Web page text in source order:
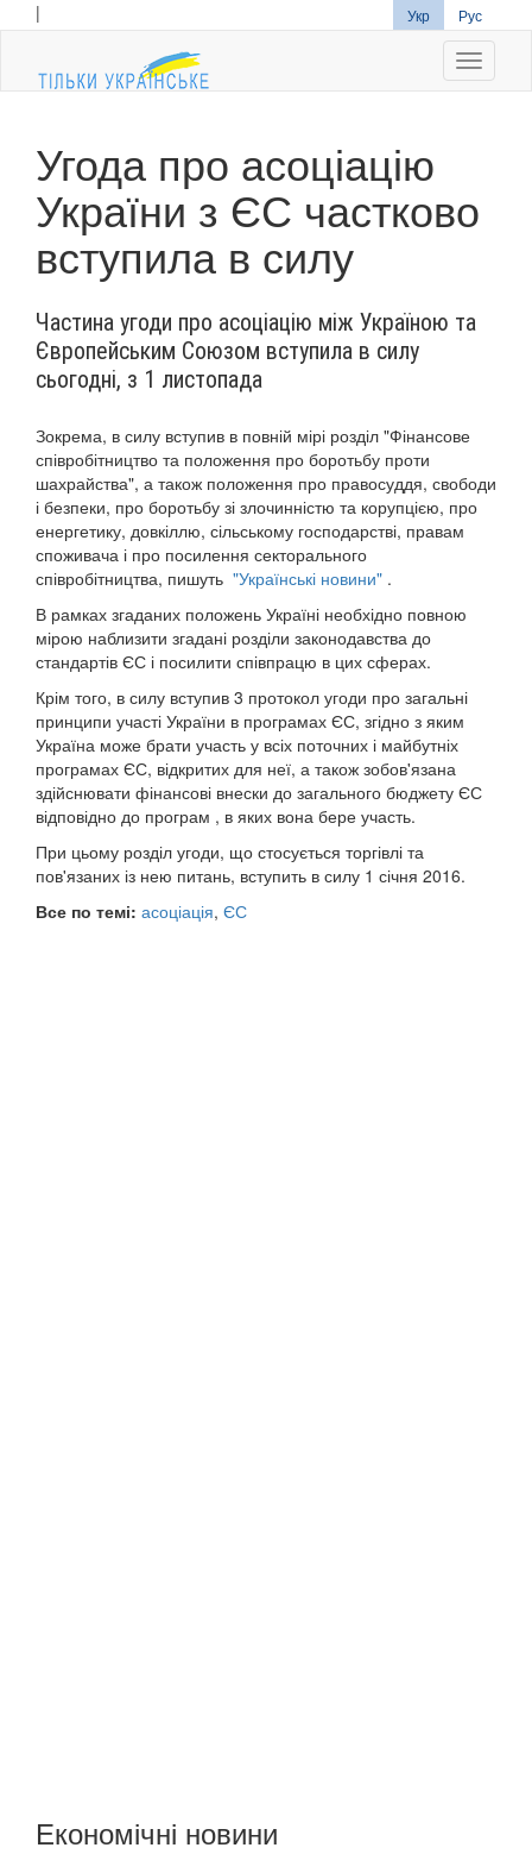
| Укр Рус
Угода про асоціацію
України з ЄС частково
вступила в силу
Частина угоди про асоціацію між Україною та
Європейським Союзом вступила в силу
сьогодні, з 1 листопада
Зокрема, в силу вступив в повній мірі розділ "Фінансове
співробітництво та положення про боротьбу проти
шахрайства", а також положення про правосуддя, свободи
і безпеки, про боротьбу зі злочинністю та корупцією, про
енергетику, довкіллю, сільському господарстві, правам
споживача і про посилення секторального
співробітництва, пишуть "Українські новини" .
В рамках згаданих положень Україні необхідно повною
мірою наблизити згадані розділи законодавства до
стандартів ЄС і посилити співпрацю в цих сферах.
Крім того, в силу вступив 3 протокол угоди про загальні
принципи участі України в програмах ЄС, згідно з яким
Україна може брати участь у всіх поточних і майбутніх
програмах ЄС, відкритих для неї, а також зобов'язана
здійснювати фінансові внески до загального бюджету ЄС
відповідно до програм , в яких вона бере участь.
При цьому розділ угоди, що стосується торгівлі та
пов'язаних із нею питань, вступить в силу 1 січня 2016.
Все по темі: асоціація, ЄС
Економічні новини